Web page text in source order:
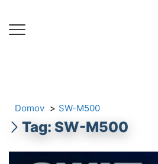
Domov SW-M500
Tag: SW-M500